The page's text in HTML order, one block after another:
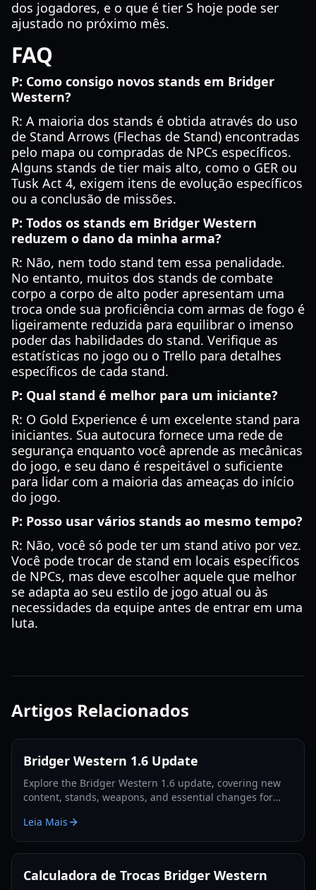
dos jogadores, e o que é tier S hoje pode ser
ajustado no próximo mês.
FAQ
P: Como consigo novos stands em Bridger
Western?
R: A maioria dos stands é obtida através do uso
de Stand Arrows (Flechas de Stand) encontradas
pelo mapa ou compradas de NPCs específicos.
Alguns stands de tier mais alto, como o GER ou
Tusk Act 4, exigem itens de evolução específicos
ou a conclusão de missões.
P: Todos os stands em Bridger Western
reduzem o dano da minha arma?
R: Não, nem todo stand tem essa penalidade.
No entanto, muitos dos stands de combate
corpo a corpo de alto poder apresentam uma
troca onde sua proficiência com armas de fogo é
ligeiramente reduzida para equilibrar o imenso
poder das habilidades do stand. Verifique as
estatísticas no jogo ou o Trello para detalhes
específicos de cada stand.
P: Qual stand é melhor para um iniciante?
R: O Gold Experience é um excelente stand para
iniciantes. Sua autocura fornece uma rede de
segurança enquanto você aprende as mecânicas
do jogo, e seu dano é respeitável o suficiente
para lidar com a maioria das ameaças do início
do jogo.
P: Posso usar vários stands ao mesmo tempo?
R: Não, você só pode ter um stand ativo por vez.
Você pode trocar de stand em locais específicos
de NPCs, mas deve escolher aquele que melhor
se adapta ao seu estilo de jogo atual ou às
necessidades da equipe antes de entrar em uma
luta.
Artigos Relacionados
Bridger Western 1.6 Update
Explore the Bridger Western 1.6 update, covering new
content, stands, weapons, and essential changes for
Leia Mais
Calculadora de Trocas Bridger Western